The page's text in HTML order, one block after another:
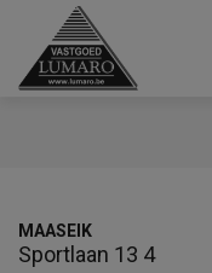
MAASEIK
Sportlaan 13 4